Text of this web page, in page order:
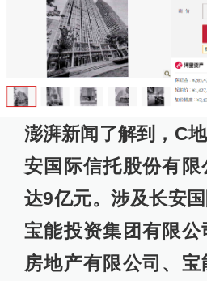
澎湃新闻了解到，C
安国际信托股份有
达9亿元。涉及长安
宝能投资集团有限
房地产有限公司、